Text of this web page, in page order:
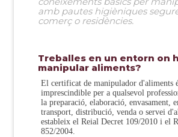
amb pautes higièniques
comerç o residències.
Treballes en un entorn on
manipular aliments?
El certificat de manipulador d'aliments
imprescindible per a qualsevol
la preparació, elaboració, envasament,
transport, distribució, venda o servei
estableix el Reial Decret 109/2010 i el
852/2004.